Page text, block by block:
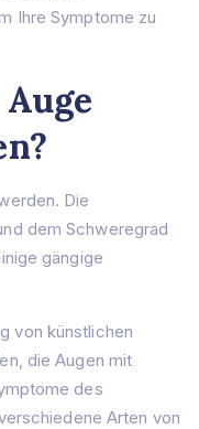
Ihre Symptome zu
Die
dem Schweregrad
gängige
von künstlichen
die Augen mit
des
Arten von